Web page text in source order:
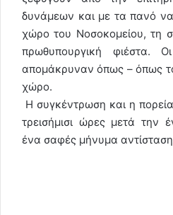
δυνάμεων και με τα πανό
χώρο του Νοσοκομείου, τη
πρωθυπουργική φιέστα.
απομάκρυναν όπως – όπως
χώρο.
Η συγκέντρωση και η
τρεισήμισι ώρες μετά την
ένα σαφές μήνυμα